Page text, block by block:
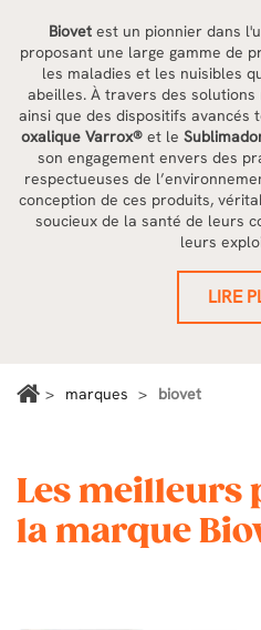
Biovet est un pionnier dans
proposant une large gamme de
les maladies et les nuisibles
abeilles. À travers des solutions
ainsi que des dispositifs avancés
oxalique Varrox® et le
son engagement envers des
respectueuses de
conception de ces produits,
soucieux de la santé de leurs
leurs
LIRE
marques biovet
Les meilleurs
la marque